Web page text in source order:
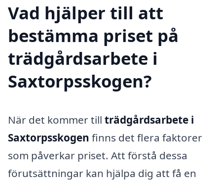
Vad hjälper till att
bestämma priset på
trädgårdsarbete i
Saxtorpsskogen?
När det kommer till trädgårdsarbete i
Saxtorpsskogen finns det flera faktorer
som påverkar priset. Att förstå dessa
förutsättningar kan hjälpa dig att få en